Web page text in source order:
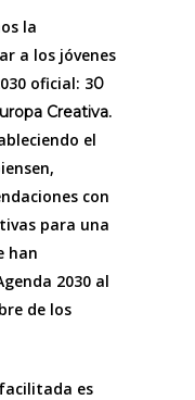
la
a los jóvenes
oficial: 30
Creativa.
el
con
para una
han
2030 al
de los
es